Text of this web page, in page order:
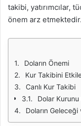
takibi, yatırımcılar,
önem arz etmektedir.
Doların Önemi
Kur Takibini
Canlı Kur Takibi
Dolar
Doların